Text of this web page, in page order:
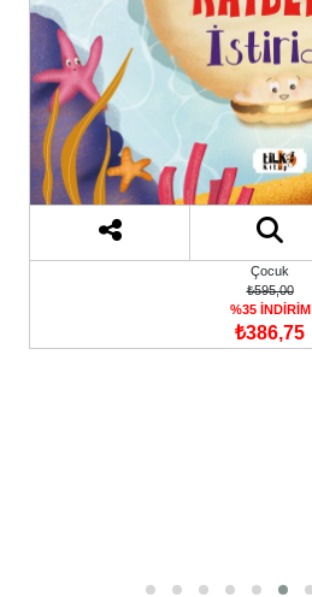
Çocuk
₺595,00
%35 İNDİRİM
₺386,75